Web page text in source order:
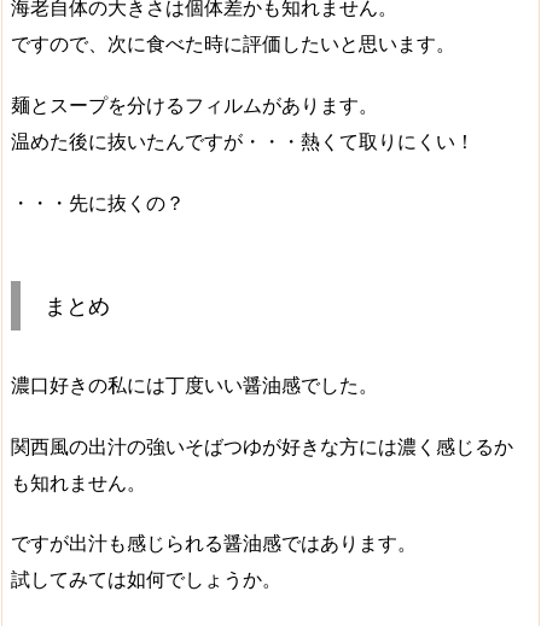
海老自体の大きさは個体差かも知れません。
ですので、次に食べた時に評価したいと思います。
麺とスープを分けるフィルムがあります。
温めた後に抜いたんですが・・・熱くて取りにくい！
・・・先に抜くの？
まとめ
濃口好きの私には丁度いい醤油感でした。
関西風の出汁の強いそばつゆが好きな方には濃く感じるか
も知れません。
ですが出汁も感じられる醤油感ではあります。
試してみては如何でしょうか。